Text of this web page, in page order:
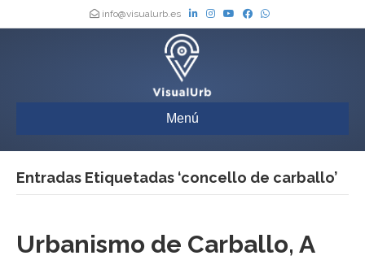
info@visualurb.es
Menú
Entradas Etiquetadas ‘concello de carballo’
Urbanismo de Carballo, A